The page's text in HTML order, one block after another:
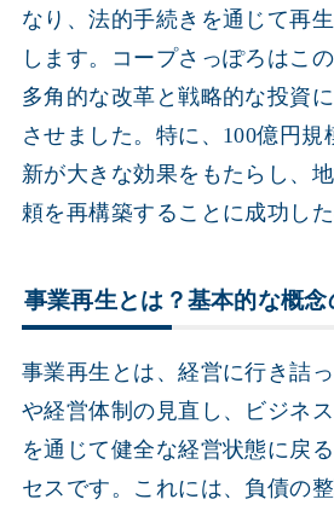
なり、法的手続きを通じて再
します。コープさっぽろはこ
多角的な改革と戦略的な投資
させました。特に、100億円規
新が大きな効果をもたらし、
頼を再構築することに成功した
事業再生とは？基本的な概念
事業再生とは、経営に行き詰
や経営体制の見直し、ビジネ
を通じて健全な経営状態に戻
セスです。これには、負債の